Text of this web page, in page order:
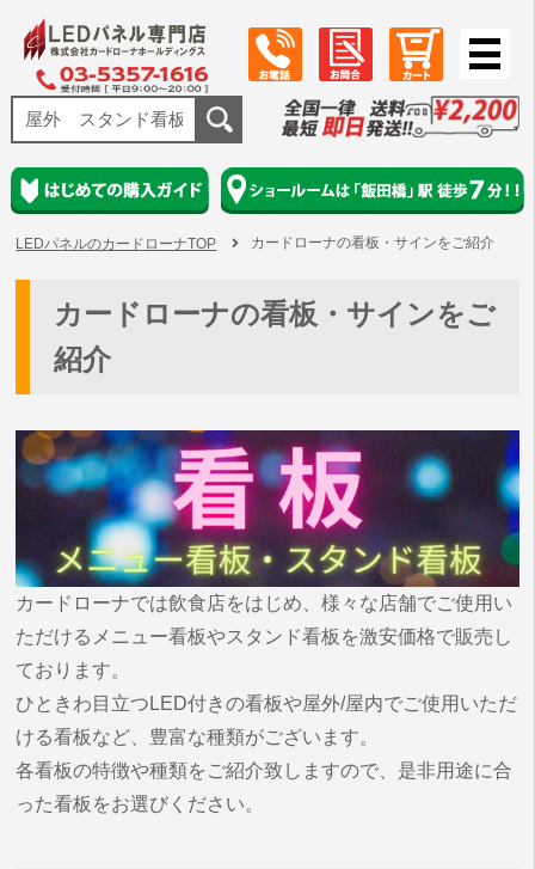
LEDパネルのカードローナTOP カードローナの看板・サインをご紹介
カードローナの看板・サインをご
紹介
カードローナでは飲食店をはじめ、様々な店舗でご使用い
ただけるメニュー看板やスタンド看板を激安価格で販売し
ております。
ひときわ目立つLED付きの看板や屋外/屋内でご使用いただ
ける看板など、豊富な種類がございます。
各看板の特徴や種類をご紹介致しますので、是非用途に合
った看板をお選びください。